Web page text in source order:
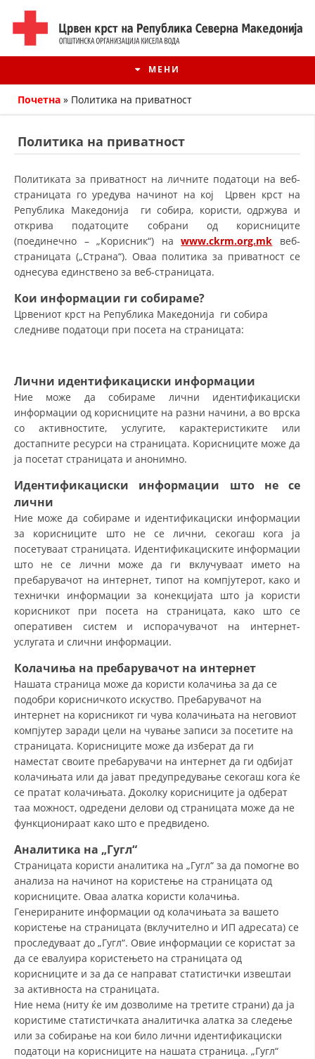
МЕНИ
ИСТОРИЈАТ НА ЦКРМ
СТРУКТУРА НА ОРГАНИЗАЦИЈАТА
ЗАКОН ЗА ЦКРМ
СТАТУТ НА ЦКРМ
ОРГАНИЗАЦИЈА И РАЗВОЈ
РАКОВОДЕН ОДБОР
СОБРАНИЕ
ДИСЕМИНАЦИЈА
MЕЃУНАРОДНО ХУМАНИТАРНО ПРАВО
ПРОМОЦИЈА НА ХУМАНИ ВРЕДНОСТИ
СОЦИЈАЛНО ХУМАНИТАРНА ДЕЈНОСТ
КАКО ДА ДОНИРАТЕ
ПОДГОТВЕНОСТ И ДЕЈСТВО ПРИ КАТАСТРОФИ
ПРОЕКТИ – ПОДГОТВЕНОСТ И ДЕЈСТВУВАЊЕ ПРИ КАТАСТРОФИ
ОДНОСИ СО ЈАВНОСТ
ИСТРАЖУВАЊЕ НА ЈАВНО МИСЛЕЊЕ
МЕЃУНАРОДНА СОРАБОТКА
ДОГОВОРИ
ЗНАЧЕЊЕ НА СЛУЖБАТА ЗА БАРАЊЕ
Почетна » Политика на приватност
Политика на приватност
Политиката за приватност на личните податоци на веб-
страницата го уредува начинот на кој Црвен крст на
Република Македонија ги собира, користи, одржува и
открива податоците собрани од корисниците
(поединечно – „Корисник“) наwww.ckrm.org.mk веб-
страницата („Страна“). Оваа политика за приватност се
однесува единствено за веб-страницата.
Кои информации ги собираме?
Црвениот крст на Република Македонија ги собира
следниве податоци при посета на страницата:
Лични идентификациски информации
Ние може да собираме лични идентификациски
информации од корисниците на разни начини, а во врска
со активностите, услугите, карактеристиките или
достапните ресурси на страницата. Корисниците може да
ја посетат страницата и анонимно.
Идентификациски информации што
не се
лични
Ние може да собираме и идентификациски информации
за корисниците што не се лични, секогаш кога ја
посетуваат страницата. Идентификациските информации
што не се лични може да ги вклучуваат името на
пребарувачот на интернет, типот на компјутерот, како и
технички информации за конекцијата што ја користи
корисникот при посета на страницата, како што се
оперативен систем и испорачувачот на интернет-
услугата и слични информации.
Колачиња на пребарувачот на интернет
Нашата страница може да користи колачиња за да се
подобри корисничкото искуство. Пребарувачот на
интернет на корисникот ги чува колачињата на неговиот
компјутер заради цели на чување записи за посетите на
страницата. Корисниците може да изберат да ги
наместат своите пребарувачи на интернет да ги одбијат
колачињата или да јават предупредување секогаш кога ќе
се пратат колачињата. Доколку корисниците ја одберат
таа можност, одредени делови од страницата може да не
функционираат како што е предвидено.
Аналитика на „Гугл“
Страницата користи аналитика на „Гугл“ за да помогне во
анализа на начинот на користење на страницата од
корисниците. Оваа алатка користи колачиња.
Генерираните информации од колачињата за вашето
користење на страницата (вклучително и ИП адресата) се
проследуваат до „Гугл“. Овие информации се користат за
да се евалуира користењето на страницата од
корисниците и за да се направат статистички извештаи
за активноста на страницата.
Ние нема (ниту ќе им дозволиме на третите страни) да ја
користиме статистичката аналитичка алатка за следење
или за собирање на кои било лични идентификациски
податоци на корисниците на нашата страница. „Гугл“